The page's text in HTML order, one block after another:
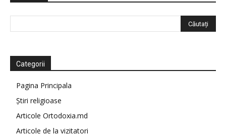
Categorii
Pagina Principala
Știri religioase
Articole Ortodoxia.md
Articole de la vizitatori